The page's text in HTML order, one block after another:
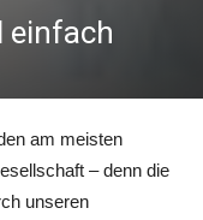
einfach
am meisten
– denn die
unseren